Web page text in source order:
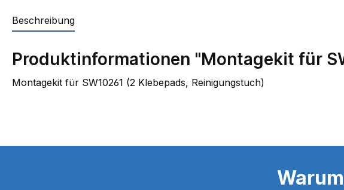
Beschreibung
Produktinformationen "Montagekit für
Montagekit für SW10261 (2 Klebepads, Reinigungstuch)